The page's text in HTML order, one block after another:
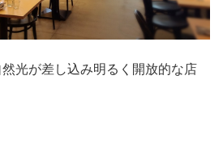
光が差し込み明るく開放的な店